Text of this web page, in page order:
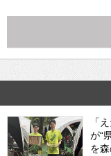
「
が“
を